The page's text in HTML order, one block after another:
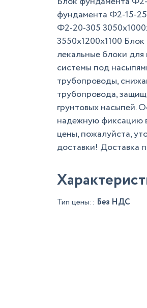
фундамента Ф2-15-
Ф2-20-305
3550х1200х1100
лекальные блоки
системы под
трубопроводы,
трубопровода,
грунтовых насыпей.
надежную фиксацию
цены, пожалуйста,
доставки! Доставка
Тип цены:: Без НДС